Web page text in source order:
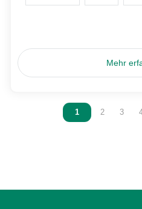
Mehr
Vous êtes sur la
1 Vous êtes
2 Vous
3